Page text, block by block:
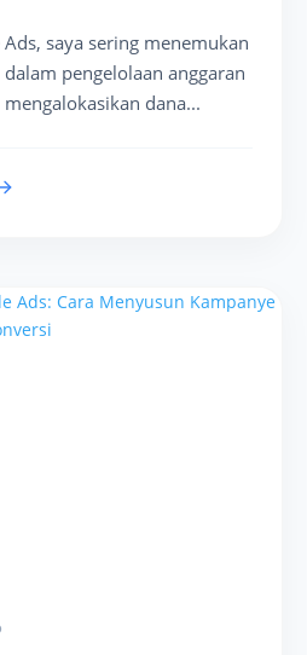
saya sering menemukan
pengelolaan anggaran
dana...